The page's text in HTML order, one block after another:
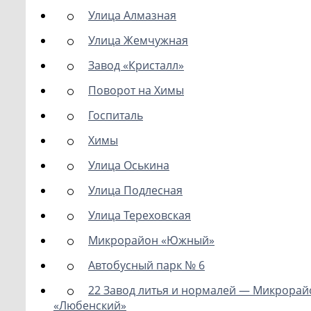
Улица Алмазная
Улица Жемчужная
Завод «Кристалл»
Поворот на Химы
Госпиталь
Химы
Улица Оськина
Улица Подлесная
Улица Тереховская
Микрорайон «Южный»
Автобусный парк № 6
22 Завод литья и нормалей —
«Любенский»